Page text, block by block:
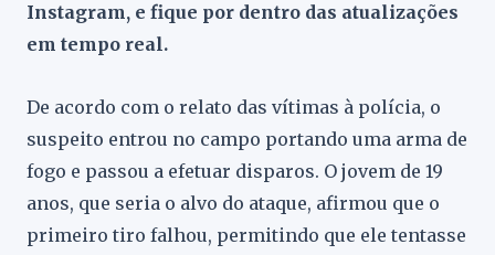
Instagram, e fique por dentro das atualizações
em tempo real.
De acordo com o relato das vítimas à polícia, o
suspeito entrou no campo portando uma arma de
fogo e passou a efetuar disparos. O jovem de 19
anos, que seria o alvo do ataque, afirmou que o
primeiro tiro falhou, permitindo que ele tentasse